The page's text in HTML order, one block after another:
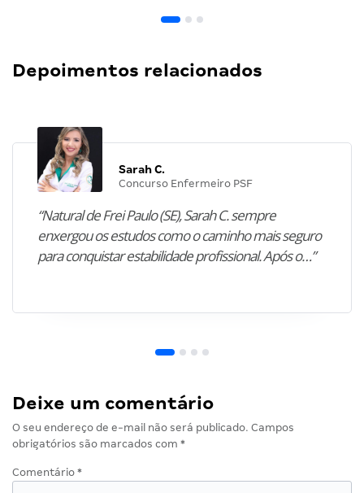
Depoimentos relacionados
Sarah C.
Concurso Enfermeiro PSF
“Natural de Frei Paulo (SE), Sarah C. sempre
enxergou os estudos como o caminho mais seguro
para conquistar estabilidade profissional. Após o…”
Deixe um comentário
O seu endereço de e-mail não será publicado. Campos
obrigatórios são marcados com *
Comentário *